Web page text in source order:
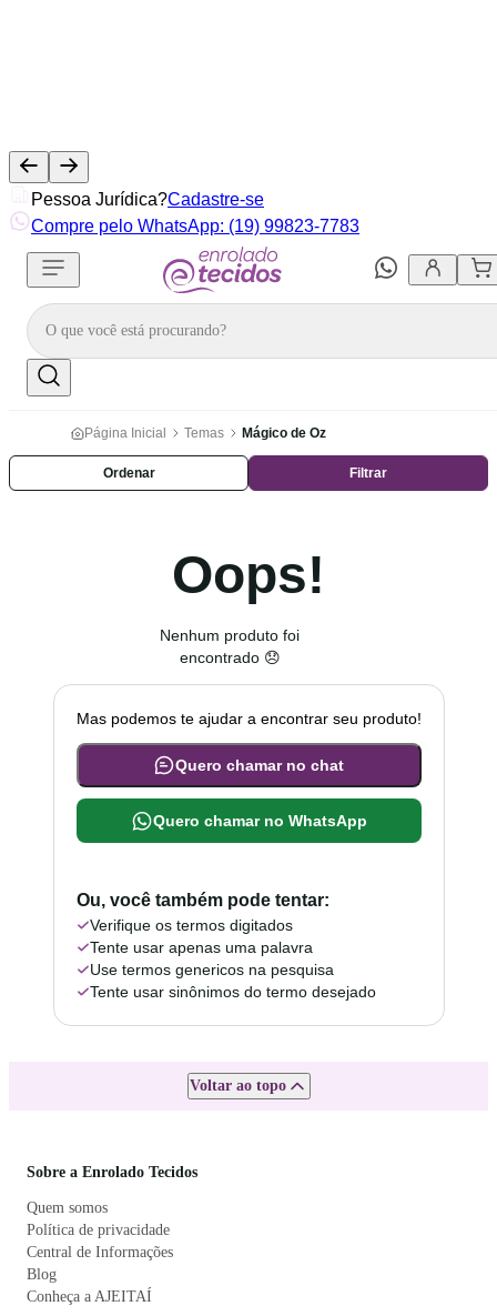
Pessoa Jurídica?Cadastre-se
Compre pelo WhatsApp: (19) 99823-7783
Página Inicial Temas Mágico de Oz
Ordenar Filtrar
Oops!
Nenhum produto foi
encontrado 😞
Mas podemos te ajudar a encontrar seu produto!
Quero chamar no chat
Quero chamar no WhatsApp
Ou, você também pode tentar:
Verifique os termos digitados
Tente usar apenas uma palavra
Use termos genericos na pesquisa
Tente usar sinônimos do termo desejado
Voltar ao topo
Sobre a Enrolado Tecidos
Quem somos
Política de privacidade
Central de Informações
Blog
Conheça a AJEITAÍ